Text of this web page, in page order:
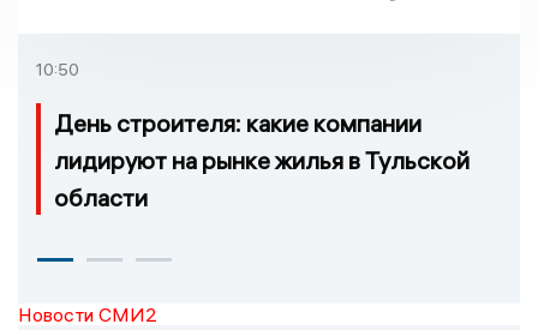
10:50
День строителя: какие компании
лидируют на рынке жилья в Тульской
области
Новости СМИ2